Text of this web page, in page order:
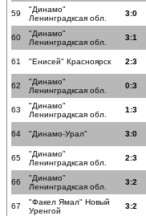
59
"Динамо"
Ленинградксая обл.
3:0
60
"Динамо"
Ленинградксая обл.
3:1
61 "Енисей" Красноярск 2:3
62
"Динамо"
Ленинградксая обл.
0:3
63
"Динамо"
Ленинградксая обл.
1:3
64 "Динамо-Урал" 3:0
65
"Динамо"
Ленинградксая обл.
2:3
66
"Динамо"
Ленинградксая обл.
3:2
67
"Факел Ямал" Новый
Уренгой
3:2